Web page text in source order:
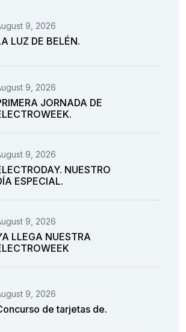
9, 2026
LUZ DE BELÉN.
9, 2026
JORNADA DE
9, 2026
NUESTRO
ESPECIAL.
9, 2026
LLEGA NUESTRA
9, 2026
de tarjetas de.